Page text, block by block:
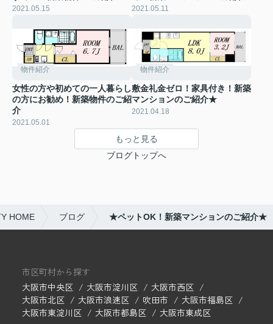
2021.05.15 2021.05.11
物件紹介
女性の方や初めての一人暮らし
の方にお勧め！新築物件のご紹
介
2021.05.01
物件紹介
敷金礼金ゼロ！家具付き！新築
マンションのご紹介★
2021.04.18
もっと見る
ブログトップへ
HOME ブログ ★ペットOK！新築マンションのご紹介★
市区町村から探す
大阪市中央区
大阪市淀川区
大阪市西区
大阪市北区
大阪市浪速区 吹田市
大阪市福島区
大阪市東淀川区
大阪市都島区
大阪市東成区